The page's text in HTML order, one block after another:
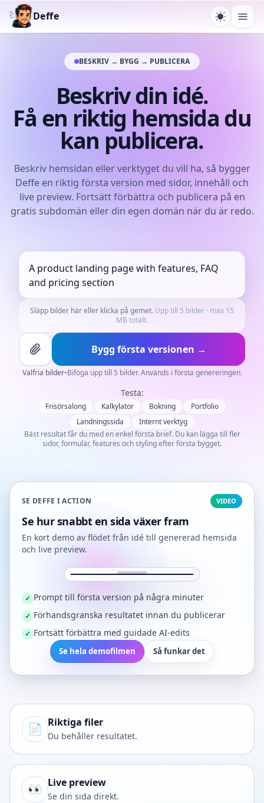
Deffe
Växla
BESKRIV → BYGG → PUBLICERA
Beskriv din idé.
Få en riktig hemsida du
kan publicera.
Beskriv hemsidan eller verktyget du vill ha, så bygger
Deffe en riktig första version med sidor, innehåll och
live preview. Fortsätt förbättra och publicera på en
gratis subdomän eller din egen domän när du är redo.
Släpp bilder här eller klicka på gemet. Upp till 5 bilder · max 15
MB totalt.
Bygg första versionen →
Valfria bilder•Bifoga upp till 5 bilder. Används i första genereringen.
Testa:
Frisörsalong Kalkylator Bokning
Portfolio
Landningssida
Internt verktyg
Bäst resultat får du med en enkel första brief. Du kan lägga till fler
sidor, formulär, features och styling efter första bygget.
SE DEFFE I ACTION VIDEO
Se hur snabbt en sida växer fram
En kort demo av flödet från idé till genererad hemsida
och live preview.
✓ Prompt till första version på några minuter
✓ Förhandsgranska resultatet innan du publicerar
✓ Fortsätt förbättra med guidade AI-edits
Se hela demofilmen Så funkar det
📄 Riktiga filer
Du behåller resultatet.
👀 Live preview
Se din sida direkt.